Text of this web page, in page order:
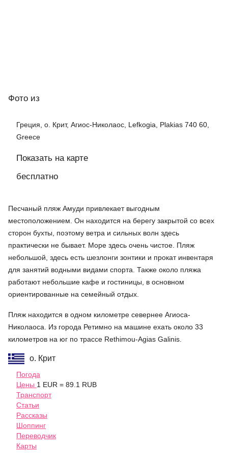
Фото из
Греция, о. Крит, Агиос-Николаос, Lefkogia, Plakias 740 60,
Greece
Показать на карте
бесплатно
Песчаный пляж Амуди привлекает выгодным
местоположением. Он находится на берегу закрытой со всех
сторон бухты, поэтому ветра и сильных волн здесь
практически не бывает. Море здесь очень чистое. Пляж
небольшой, здесь есть шезлонги зонтики и прокат инвентаря
для занятий водными видами спорта. Также около пляжа
работают небольшие кафе и гостиницы, в основном
ориентированные на семейный отдых.
Пляж находится в одном километре севернее Агиоса-
Николаоса. Из города Ретимно на машине ехать около 33
километров на юг по трассе Rethimou-Agias Galinis.
о. Крит
Погода
Цены 1 EUR = 89.1 RUB
Транспорт
Статьи
Рассказы
Шоппинг
Переводчик
Карты